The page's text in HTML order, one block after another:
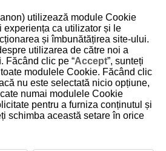
care nu sunt incluse în Ghidul avansat
vizitaţi website-ul Canon pentru
utilizează module Cookie
experiența ca utilizator și le
și îmbunătățirea site-ului.
utilizarea de către noi a
. Făcând clic pe “Accept”, sunteți
modulele Cookie. Făcând clic
nu este selectată nicio opțiune,
numai modulele Cookie
pentru a furniza conținutul și
schimba această setare în orice